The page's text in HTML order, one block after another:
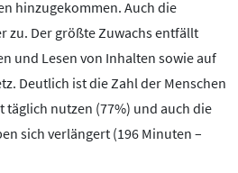
hinzugekommen. Auch die
zu. Der größte Zuwachs entfällt
und Lesen von Inhalten sowie auf
Deutlich ist die Zahl der Menschen
täglich nutzen (77%) und auch die
sich verlängert (196 Minuten –